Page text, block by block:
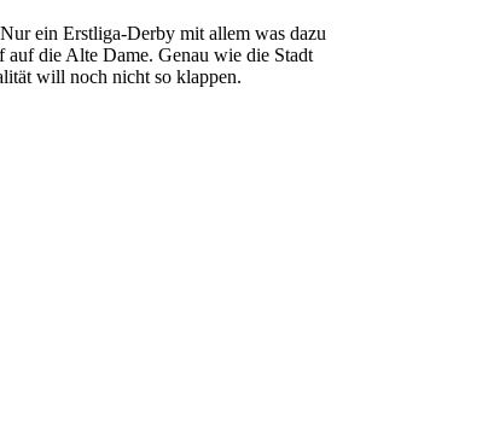
ein Erstliga-Derby mit allem was dazu
die Alte Dame. Genau wie die Stadt
will noch nicht so klappen.